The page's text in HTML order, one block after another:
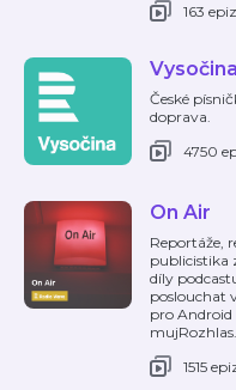
163
Vysočina
České
doprava.
4750
On Air
Reportáže,
publicistika
díly
poslouchat
pro Android
1515